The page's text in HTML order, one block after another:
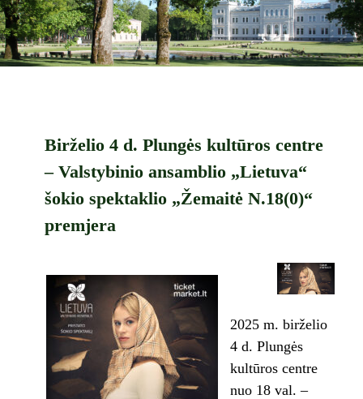
Birželio 4 d. Plungės kultūros centre
– Valstybinio ansamblio „Lietuva“
šokio spektaklio „Žemaitė N.18(0)“
premjera
2025 m. birželio
4 d. Plungės
kultūros centre
nuo 18 val. –